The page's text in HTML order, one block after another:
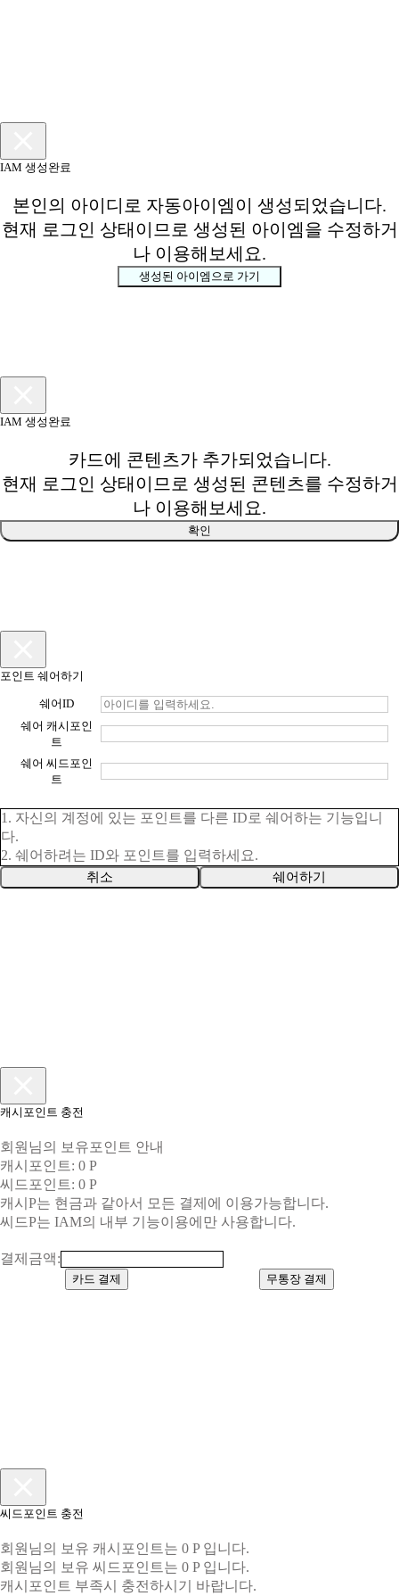
IAM 생성완료
본인의 아이디로 자동아이엠이 생성되었습니다.
현재 로그인 상태이므로 생성된 아이엠을 수정하거
나 이용해보세요.
생성된 아이엠으로 가기
IAM 생성완료
카드에 콘텐츠가 추가되었습니다.
현재 로그인 상태이므로 생성된 콘텐츠를 수정하거
나 이용해보세요.
확인
포인트 쉐어하기
쉐어ID
쉐어 캐시포인
트
쉐어 씨드포인
트
1. 자신의 계정에 있는 포인트를 다른 ID로 쉐어하는 기능입니
다.
2. 쉐어하려는 ID와 포인트를 입력하세요.
취소 쉐어하기
캐시포인트 충전
회원님의 보유포인트 안내
캐시포인트: 0 P
씨드포인트: 0 P
캐시P는 현금과 같아서 모든 결제에 이용가능합니다.
씨드P는 IAM의 내부 기능이용에만 사용합니다.
결제금액:
카드 결제 무통장 결제
씨드포인트 충전
회원님의 보유 캐시포인트는 0 P 입니다.
회원님의 보유 씨드포인트는 0 P 입니다.
캐시포인트 부족시 충전하시기 바랍니다.